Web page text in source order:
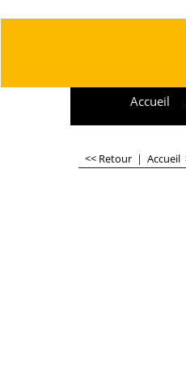
Accueil
<< Retour | Accueil